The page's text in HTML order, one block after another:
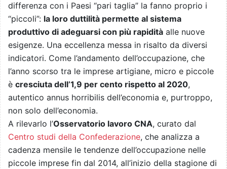
differenza con i Paesi “pari taglia” la fanno proprio i
“piccoli”: la loro duttilità permette al sistema
produttivo di adeguarsi con più rapidità alle nuove
esigenze. Una eccellenza messa in risalto da diversi
indicatori. Come l’andamento dell’occupazione, che
l’anno scorso tra le imprese artigiane, micro e piccole
è cresciuta dell’1,9 per cento rispetto al 2020,
autentico annus horribilis dell’economia e, purtroppo,
non solo dell’economia.
A rilevarlo l’Osservatorio lavoro CNA, curato dal
Centro studi della Confederazione, che analizza a
cadenza mensile le tendenze dell’occupazione nelle
piccole imprese fin dal 2014, all’inizio della stagione di